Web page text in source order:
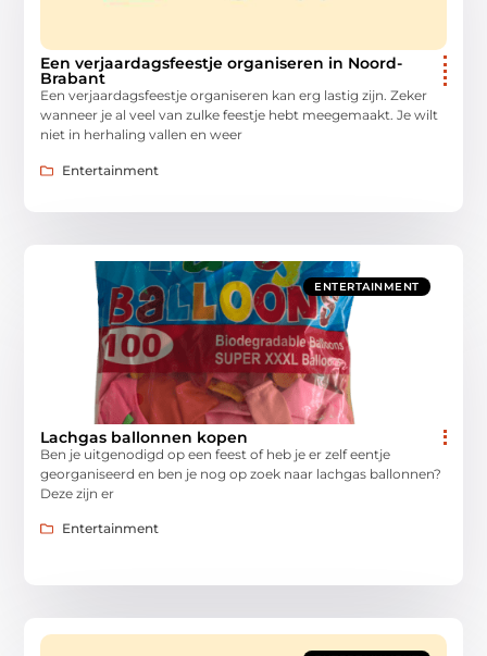
Een verjaardagsfeestje organiseren in Noord-
Brabant
Een verjaardagsfeestje organiseren kan erg lastig zijn. Zeker
wanneer je al veel van zulke feestje hebt meegemaakt. Je wilt
niet in herhaling vallen en weer
Entertainment
ENTERTAINMENT
Lachgas ballonnen kopen
Ben je uitgenodigd op een feest of heb je er zelf eentje
georganiseerd en ben je nog op zoek naar lachgas ballonnen?
Deze zijn er
Entertainment